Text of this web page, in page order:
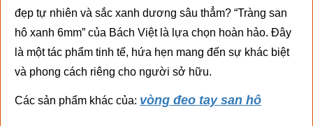
đẹp tự nhiên và sắc xanh dương sâu thẳm? “Tràng san
hô xanh 6mm” của Bách Việt là lựa chọn hoàn hảo. Đây
là một tác phẩm tinh tế, hứa hẹn mang đến sự khác biệt
và phong cách riêng cho người sở hữu.
Các sản phẩm khác của: vòng đeo tay san hô